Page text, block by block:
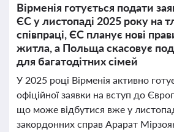
Вірменія готується подати
ЄС у листопаді 2025 року на
співпраці, ЄС планує нові
житла, а Польща скасовує
для багатодітних сімей
У 2025 році Вірменія активно
офіційної заявки на вступ до
що може відбутися вже у
закордонних справ Арарат